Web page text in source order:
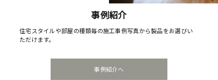
事例紹介
住宅スタイルや部屋の種類毎の施工事例写真から製品をお選びい
ただけます。
事例紹介へ